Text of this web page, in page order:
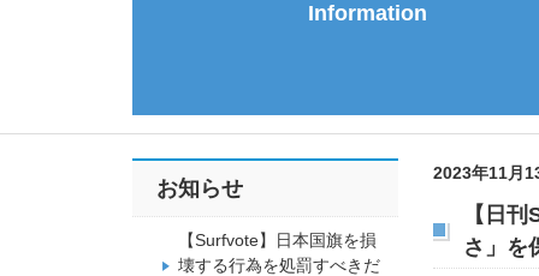
Information
2023年11月
【日
さ」を
お知らせ
【Surfvote】日本国旗を損
壊する行為を処罰すべきだ